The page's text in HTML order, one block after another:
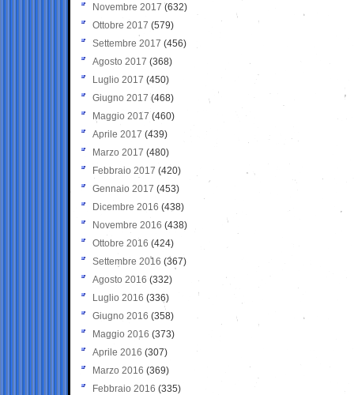
Novembre 2017 (632)
Ottobre 2017 (579)
Settembre 2017 (456)
Agosto 2017 (368)
Luglio 2017 (450)
Giugno 2017 (468)
Maggio 2017 (460)
Aprile 2017 (439)
Marzo 2017 (480)
Febbraio 2017 (420)
Gennaio 2017 (453)
Dicembre 2016 (438)
Novembre 2016 (438)
Ottobre 2016 (424)
Settembre 2016 (367)
Agosto 2016 (332)
Luglio 2016 (336)
Giugno 2016 (358)
Maggio 2016 (373)
Aprile 2016 (307)
Marzo 2016 (369)
Febbraio 2016 (335)